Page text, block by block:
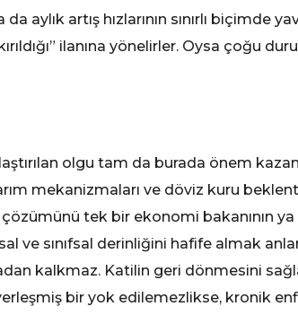
aylık artış hızlarının sınırlı biçimde
ilanına yönelirler. Oysa çoğu
olgu tam da burada önem
mekanizmaları ve döviz kuru
tek bir ekonomi bakanının
ve sınıfsal derinliğini hafife almak
kalkmaz. Katilin geri dönmesini
bir yok edilemezlikse, kronik